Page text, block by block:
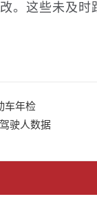
。这些未及
车年检
驶人数据